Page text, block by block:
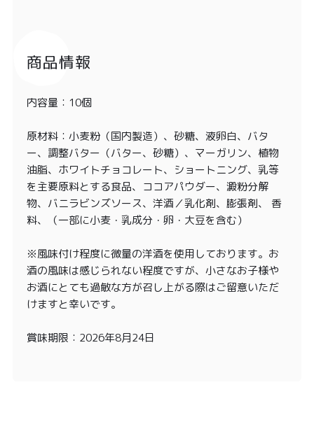
商品情報
内容量：10個
原材料：小麦粉（国内製造）、砂糖、液卵白、バタ
ー、調整バター（バター、砂糖）、マーガリン、植物
油脂、ホワイトチョコレート、ショートニング、乳等
を主要原料とする食品、ココアパウダー、澱粉分解
物、バニラビンズソース、洋酒／乳化剤、膨張剤、 香
料、（一部に小麦・乳成分・卵・大豆を含む）
※風味付け程度に微量の洋酒を使用しております。お
酒の風味は感じられない程度ですが、小さなお子様や
お酒にとても過敏な方が召し上がる際はご留意いただ
けますと幸いです。
賞味期限：2026年8月24日